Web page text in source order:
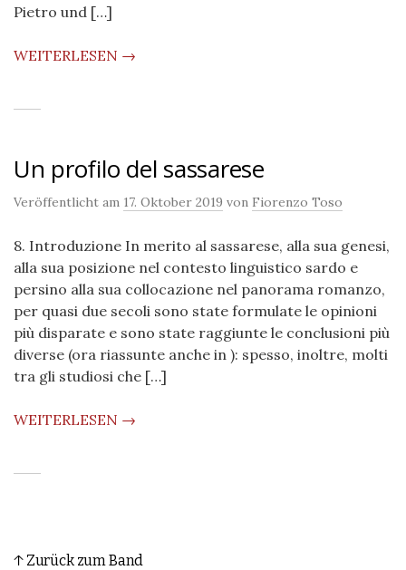
Pietro und […]
WEITERLESEN →
Un profilo del sassarese
Veröffentlicht am 17. Oktober 2019 von Fiorenzo Toso
8. Introduzione In merito al sassarese, alla sua genesi,
alla sua posizione nel contesto linguistico sardo e
persino alla sua collocazione nel panorama romanzo,
per quasi due secoli sono state formulate le opinioni
più disparate e sono state raggiunte le conclusioni più
diverse (ora riassunte anche in ): spesso, inoltre, molti
tra gli studiosi che […]
WEITERLESEN →
↑ Zurück zum Band